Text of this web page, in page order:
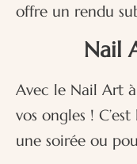
offre un rendu
Nail
Avec le Nail Art
vos ongles !
une soirée ou